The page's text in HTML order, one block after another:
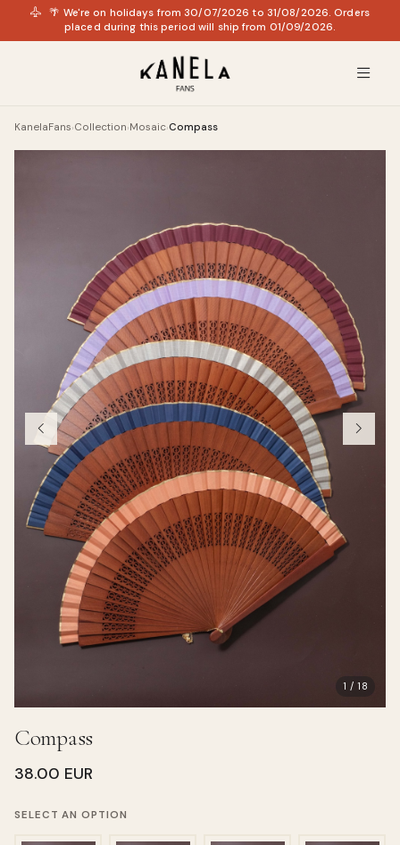
🌴 We're on holidays from 30/07/2026 to 31/08/2026. Orders
placed during this period will ship from 01/09/2026.
KanelaFans›Collection›Mosaic›Compass
1 / 18
Compass
38.00 EUR
SELECT AN OPTION